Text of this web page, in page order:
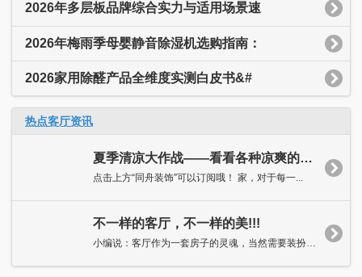
2026年多层板品牌综合实力与适用场景速
2026年梅雨季母婴静音除湿机选购指南：
2026家用除醛产品全维度实测白皮书&#
热点客厅资讯
夏季清凉大作战——看看各种凉爽的客厅吧！
点击上方“同舟装饰”可以订阅哦！ 家，对于每一...
不一样的客厅，不一样的美!!!
小编说：客厅作为一套房子的灵魂，当然需要装扮得独具特色，抑或...